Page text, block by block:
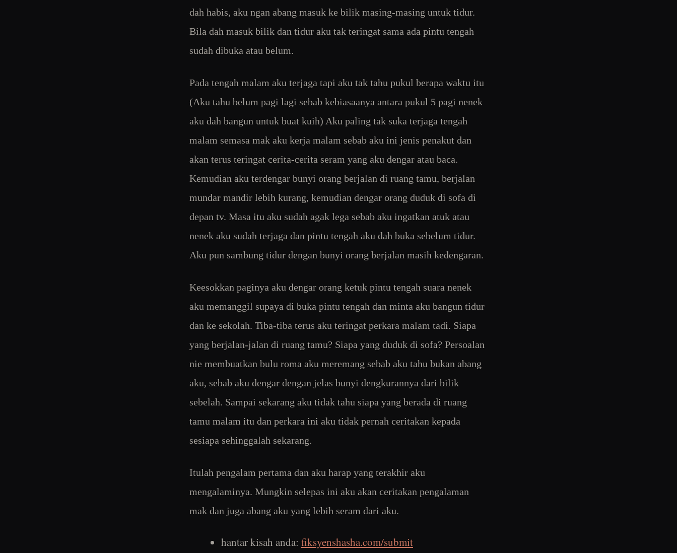
dah habis, aku ngan abang masuk ke bilik masing-masing untuk tidur.
Bila dah masuk bilik dan tidur aku tak teringat sama ada pintu tengah
sudah dibuka atau belum.
Pada tengah malam aku terjaga tapi aku tak tahu pukul berapa waktu itu
(Aku tahu belum pagi lagi sebab kebiasaanya antara pukul 5 pagi nenek
aku dah bangun untuk buat kuih) Aku paling tak suka terjaga tengah
malam semasa mak aku kerja malam sebab aku ini jenis penakut dan
akan terus teringat cerita-cerita seram yang aku dengar atau baca.
Kemudian aku terdengar bunyi orang berjalan di ruang tamu, berjalan
mundar mandir lebih kurang, kemudian dengar orang duduk di sofa di
depan tv. Masa itu aku sudah agak lega sebab aku ingatkan atuk atau
nenek aku sudah terjaga dan pintu tengah aku dah buka sebelum tidur.
Aku pun sambung tidur dengan bunyi orang berjalan masih kedengaran.
Keesokkan paginya aku dengar orang ketuk pintu tengah suara nenek
aku memanggil supaya di buka pintu tengah dan minta aku bangun tidur
dan ke sekolah. Tiba-tiba terus aku teringat perkara malam tadi. Siapa
yang berjalan-jalan di ruang tamu? Siapa yang duduk di sofa? Persoalan
nie membuatkan bulu roma aku meremang sebab aku tahu bukan abang
aku, sebab aku dengar dengan jelas bunyi dengkurannya dari bilik
sebelah. Sampai sekarang aku tidak tahu siapa yang berada di ruang
tamu malam itu dan perkara ini aku tidak pernah ceritakan kepada
sesiapa sehinggalah sekarang.
Itulah pengalam pertama dan aku harap yang terakhir aku
mengalaminya. Mungkin selepas ini aku akan ceritakan pengalaman
mak dan juga abang aku yang lebih seram dari aku.
hantar kisah anda: fiksyenshasha.com/submit